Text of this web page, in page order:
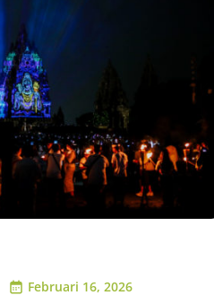
Februari 16, 2026